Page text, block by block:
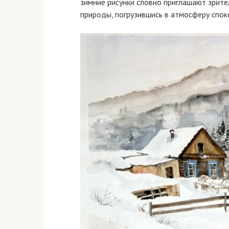
зимние рисунки словно приглашают
природы, погрузившись в атмосферу